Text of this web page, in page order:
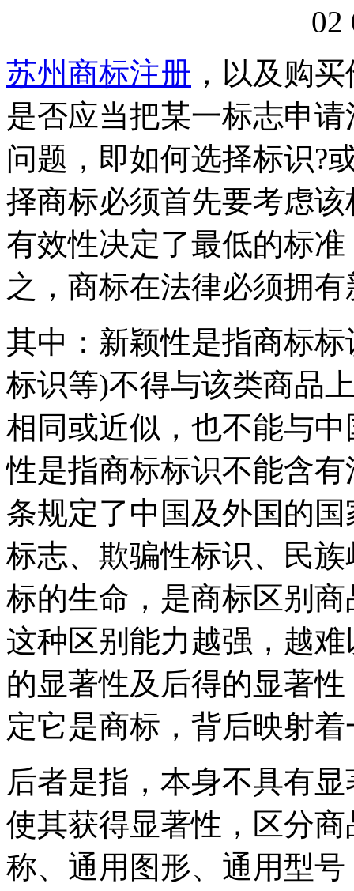
02
苏州商标注册 ，以及购
是否应当把某一标志申
问题，即如何选择标识?
择商标必须首先要考虑
有效性决定了最低的标
之，商标在法律必须拥
其中：新颖性是指商标
标识等)不得与该类商品
相同或近似，也不能与
性是指商标标识不能含
条规定了中国及外国的
标志、欺骗性标识、民
标的生命，是商标区别
这种区别能力越强，越
的显著性及后得的显著
定它是商标，背后映射
后者是指，本身不具有
使其获得显著性，区分
称、通用图形、通用型